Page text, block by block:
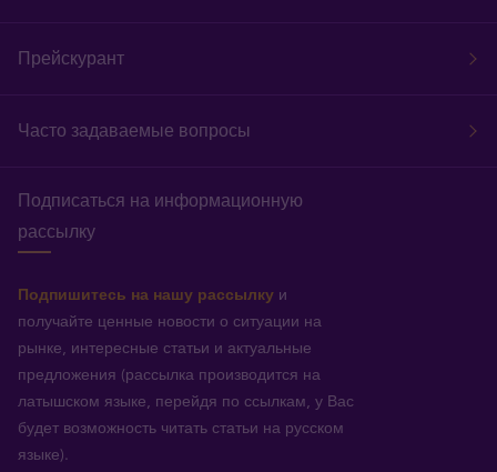
Прейскурант
Часто задаваемые вопросы
Подписаться на информационную
рассылку
Подпишитесь на нашу рассылку и
получайте ценные новости о ситуации на
рынке, интересные статьи и актуальные
предложения (рассылка производится на
латышском языке, перейдя по ссылкам, у Вас
будет возможность читать статьи на русском
языке).